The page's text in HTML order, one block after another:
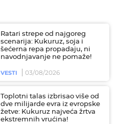
Ratari strepe od najgoreg
scenarija: Kukuruz, soja i
šećerna repa propadaju, ni
navodnjavanje ne pomaže!
VESTI 03/08/2026
Toplotni talas izbrisao više od
dve milijarde evra iz evropske
žetve: Kukuruz najveća žrtva
ekstremnih vrućina!